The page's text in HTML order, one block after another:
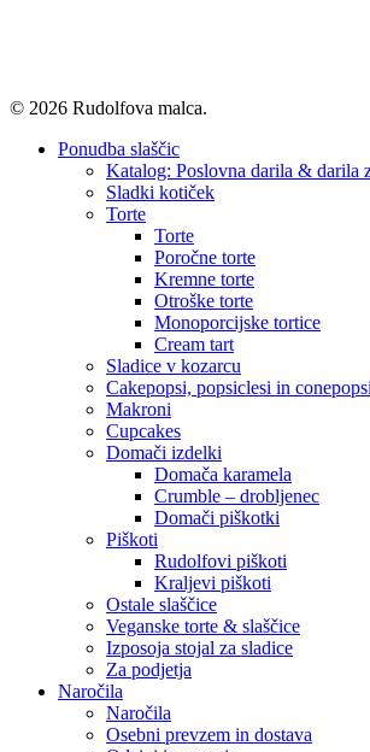
© 2026 Rudolfova malca.
Close
Ponudba slaščic
Katalog: Poslovna darila & darila
Sladki kotiček
Torte
Torte
Poročne torte
Kremne torte
Otroške torte
Monoporcijske tortice
Cream tart
Sladice v kozarcu
Cakepopsi, popsiclesi in conepopsi
Makroni
Cupcakes
Domači izdelki
Domača karamela
Crumble – drobljenec
Domači piškotki
Piškoti
Rudolfovi piškoti
Kraljevi piškoti
Ostale slaščice
Veganske torte & slaščice
Izposoja stojal za sladice
Za podjetja
Naročila
Naročila
Osebni prevzem in dostava